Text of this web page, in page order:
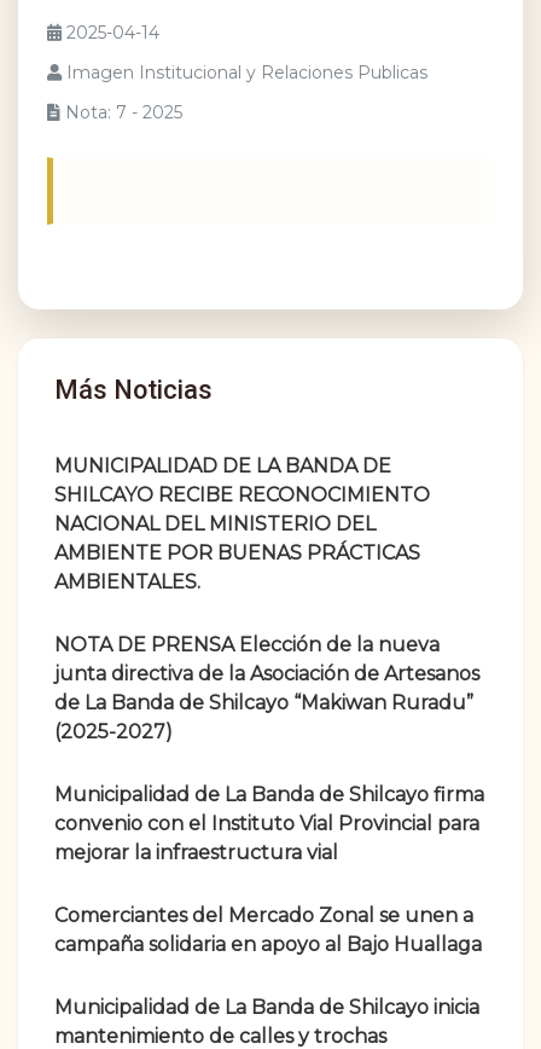
2025-04-14
Imagen Institucional y Relaciones Publicas
Nota: 7 - 2025
Más Noticias
MUNICIPALIDAD DE LA BANDA DE
SHILCAYO RECIBE RECONOCIMIENTO
NACIONAL DEL MINISTERIO DEL
AMBIENTE POR BUENAS PRÁCTICAS
AMBIENTALES.
NOTA DE PRENSA Elección de la nueva
junta directiva de la Asociación de Artesanos
de La Banda de Shilcayo “Makiwan Ruradu”
(2025-2027)
Municipalidad de La Banda de Shilcayo firma
convenio con el Instituto Vial Provincial para
mejorar la infraestructura vial
Comerciantes del Mercado Zonal se unen a
campaña solidaria en apoyo al Bajo Huallaga
Municipalidad de La Banda de Shilcayo inicia
mantenimiento de calles y trochas